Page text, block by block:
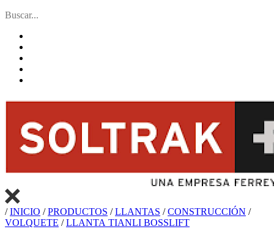
/INICIO /PRODUCTOS /LLANTAS /CONSTRUCCIÓN /
VOLQUETE /LLANTA TIANLI BOSSLIFT